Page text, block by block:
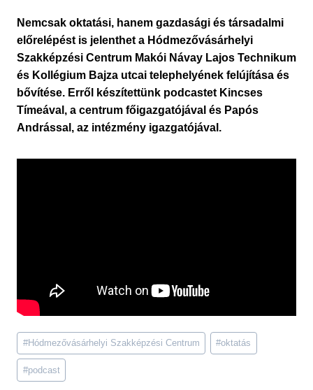
Nemcsak oktatási, hanem gazdasági és társadalmi
előrelépést is jelenthet a Hódmezővásárhelyi
Szakképzési Centrum Makói Návay Lajos Technikum
és Kollégium Bajza utcai telephelyének felújítása és
bővítése. Erről készítettünk podcastet Kincses
Tímeával, a centrum főigazgatójával és Papós
Andrással, az intézmény igazgatójával.
Post
Tags:
#Hódmezővásárhelyi Szakképzési Centrum #oktatás
#podcast